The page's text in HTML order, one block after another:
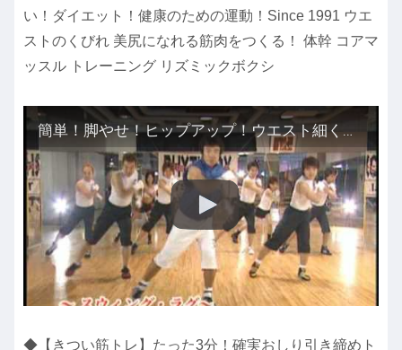
い！ダイエット！健康のための運動！Since 1991 ウエ
ストのくびれ 美尻になれる筋肉をつくる！ 体幹 コアマ
ッスル トレーニング リズミックボクシ
簡単！脚やせ！ヒップアップ！ウエスト細くしたい！ダイエット！健康のための運動！Since 1991 ウエストのくびれ 美尻になれる筋肉をつくる！ 体幹 コアマッスル トレーニング リズミックボクシング
◆【きつい筋トレ】たった3分！確実おしり引き締めト